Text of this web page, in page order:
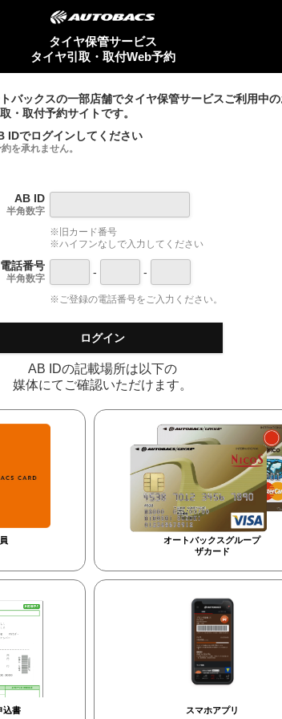
タイヤ保管サービス
タイヤ引取・取付Web予約
バックスの一部店舗でタイヤ保管サービスご利用中
・取付予約サイトです。
IDでログインしてください
を承れません。
AB ID
半角数字
※旧カード番号
※ハイフンなしで入力してください
電話番号
半角数字 - -
※ご登録の電話番号をご入力ください。
ログイン
AB IDの記載場所は以下の
媒体にてご確認いただけます。
オートバックスグループ
ザカード
込書 スマホアプリ